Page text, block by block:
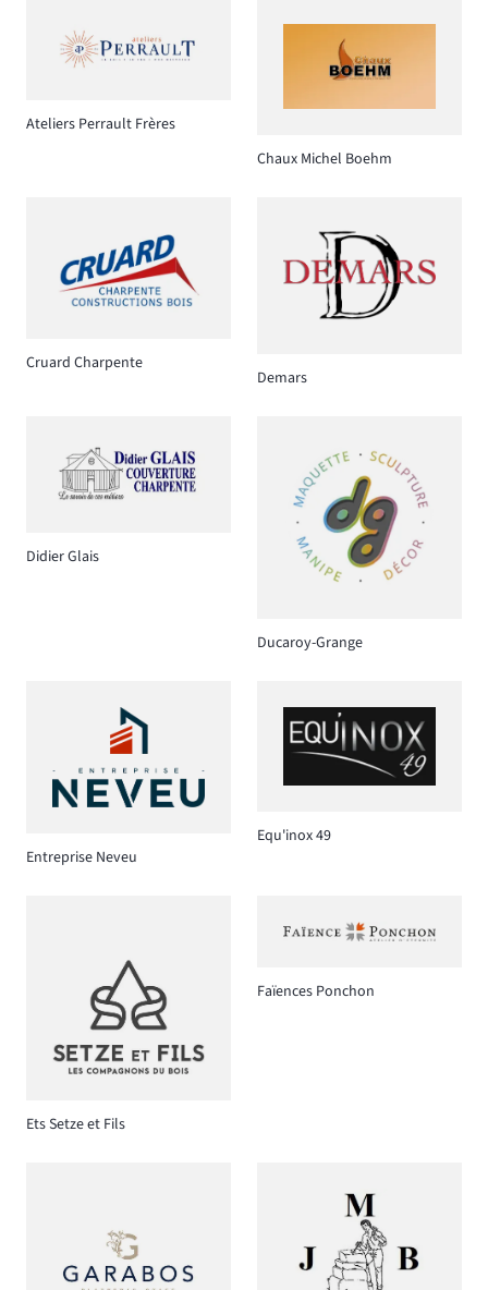
Ateliers Perrault Frères
Chaux Michel Boehm
Cruard Charpente
Demars
Didier Glais
Ducaroy-Grange
Entreprise Neveu
Equ'inox 49
Ets Setze et Fils
Faïences Ponchon